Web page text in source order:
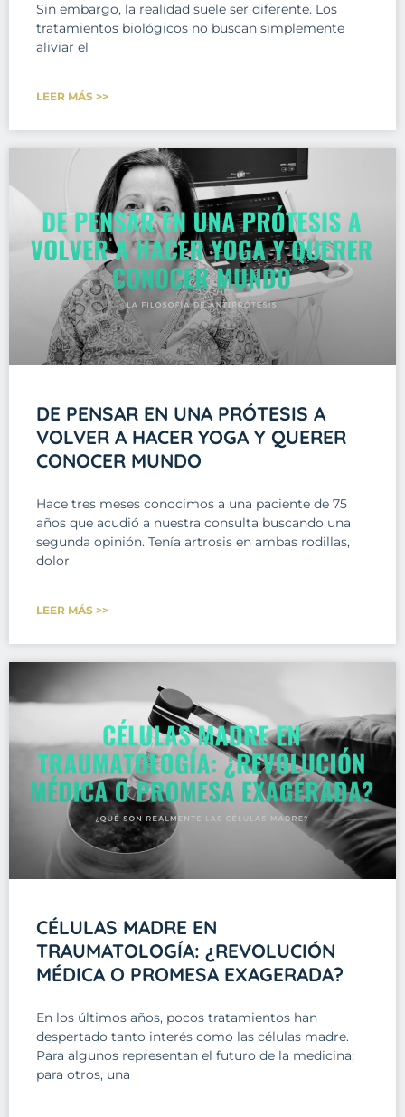
Sin embargo, la realidad suele ser diferente. Los
tratamientos biológicos no buscan simplemente
aliviar el
LEER MÁS >>
DE PENSAR EN UNA PRÓTESIS A
VOLVER A HACER YOGA Y QUERER
CONOCER MUNDO
Hace tres meses conocimos a una paciente de 75
años que acudió a nuestra consulta buscando una
segunda opinión. Tenía artrosis en ambas rodillas,
dolor
LEER MÁS >>
CÉLULAS MADRE EN
TRAUMATOLOGÍA: ¿REVOLUCIÓN
MÉDICA O PROMESA EXAGERADA?
En los últimos años, pocos tratamientos han
despertado tanto interés como las células madre.
Para algunos representan el futuro de la medicina;
para otros, una